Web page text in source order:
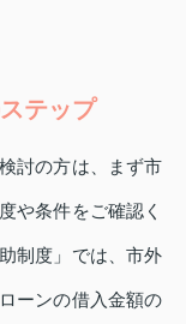
テップ
討の方は、まず市
や条件をご確認く
制度」では、市外
ーンの借入金額の